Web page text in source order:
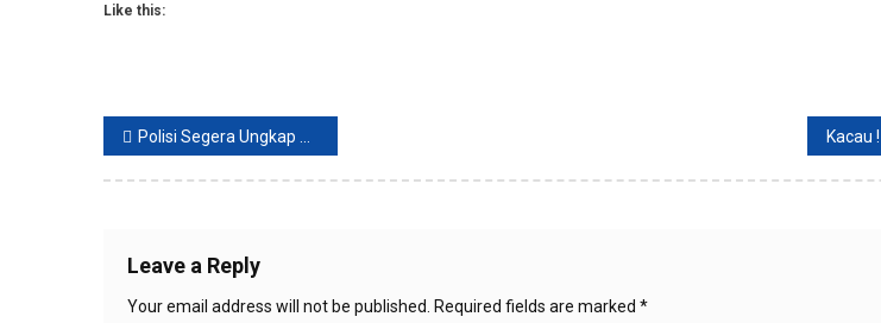
Like this:
Post
navigation
Polisi Segera Ungkap Status Hukum Putri Candrawathi Istri Fredy Sambo
Leave a Reply
Your email address will not be published. Required fields are marked *